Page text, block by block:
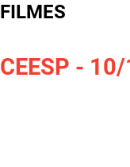
FILMES
CEESP -